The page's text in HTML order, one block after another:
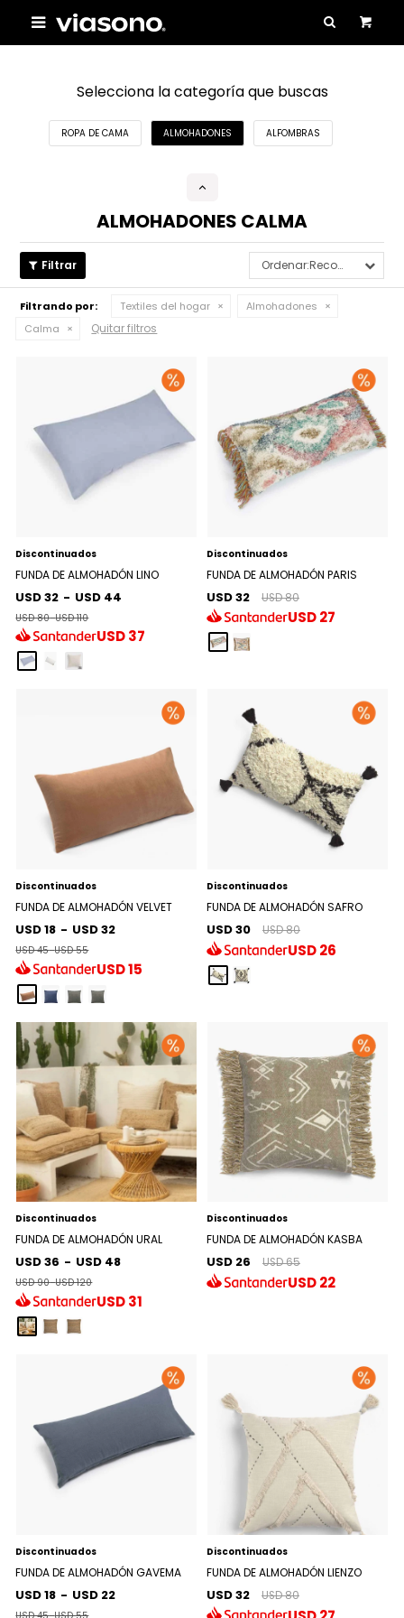

Selecciona la categoría que buscas
ROPA DE CAMA ALMOHADONES ALFOMBRAS
ALMOHADONES CALMA
Recomendados
Filtrando por: Textiles del hogar
Almohadones
Calma
Quitar filtros
Discontinuados
FUNDA DE ALMOHADÓN LINO
USD 32 - USD 44
USD 80-USD 110
USD37
Discontinuados
FUNDA DE ALMOHADÓN PARIS
USD 32 USD 80
USD27
Discontinuados
FUNDA DE ALMOHADÓN VELVET
USD 18 - USD 32
USD 45-USD 55
USD15
Discontinuados
FUNDA DE ALMOHADÓN SAFRO
USD 30 USD 80
USD26
Discontinuados
FUNDA DE ALMOHADÓN URAL
USD 36 - USD 48
USD 90-USD 120
USD31
Discontinuados
FUNDA DE ALMOHADÓN KASBA
USD 26 USD 65
USD22
Discontinuados
FUNDA DE ALMOHADÓN GAVEMA
USD 18 - USD 22
Discontinuados
FUNDA DE ALMOHADÓN LIENZO
USD 32 USD 80